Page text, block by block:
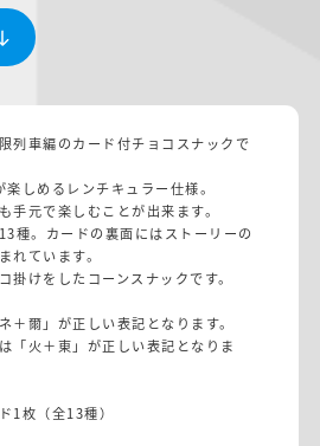
列車編のカード付チョコスナックで
しめるレンチキュラー仕様。
手元で楽しむことが出来ます。
種。カードの裏面にはストーリーの
れています。
掛けをしたコーンスナックです。
爾」が正しい表記となります。
「火＋東」が正しい表記となりま
1枚（全13種）